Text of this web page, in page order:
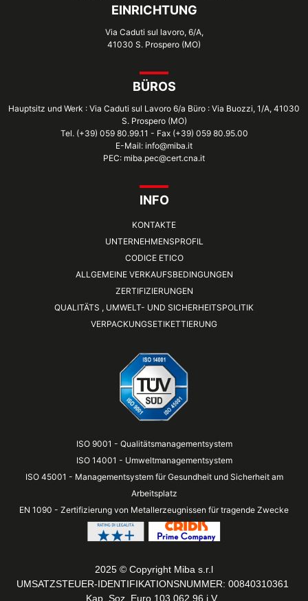
EINRICHTUNG
Via Caduti sul lavoro, 6/A,
41030 S. Prospero (MO)
BÜROS
Hauptsitz und Werk : Via Caduti sul Lavoro 6/a Büro : Via Buozzi, 1/A, 41030
S. Prospero (MO)
Tel. (+39) 059 80.99.11 - Fax (+39) 059 80.95.00
E-Mail: info@miba.it
PEC: miba.pec@cert.cna.it
INFO
KONTAKTE
UNTERNEHMENSPROFIL
CODICE ETICO
ALLGEMEINE VERKAUFSBEDINGUNGEN
ZERTIFIZIERUNGEN
QUALITÄTS , UMWELT- UND SICHERHEITSPOLITIK
VERPACKUNGSETIKETTIERUNG
ISO 9001 - Qualitätsmanagementsystem
ISO 14001 - Umweltmanagementsystem
ISO 45001 - Managementsystem für Gesundheit und Sicherheit am
Arbeitsplatz
EN 1090 - Zertifizierung von Metallerzeugnissen für tragende Zwecke
2025 © Copyright Miba s.r.l
UMSATZSTEUER-IDENTIFIKATIONSNUMMER: 00840310361
Kap. Soz. Euro 103.062,96 i.V.